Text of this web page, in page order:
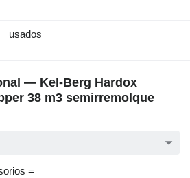
usados
— Kel-Berg Hardox
38 m3 semirremolque
=